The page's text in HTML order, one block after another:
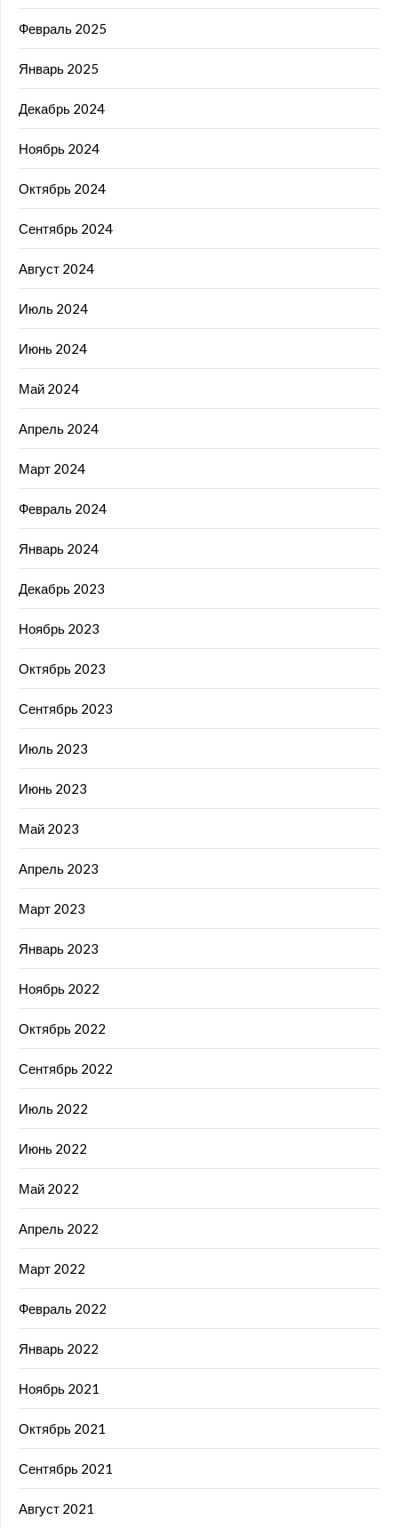
Февраль 2025
Январь 2025
Декабрь 2024
Ноябрь 2024
Октябрь 2024
Сентябрь 2024
Август 2024
Июль 2024
Июнь 2024
Май 2024
Апрель 2024
Март 2024
Февраль 2024
Январь 2024
Декабрь 2023
Ноябрь 2023
Октябрь 2023
Сентябрь 2023
Июль 2023
Июнь 2023
Май 2023
Апрель 2023
Март 2023
Январь 2023
Ноябрь 2022
Октябрь 2022
Сентябрь 2022
Июль 2022
Июнь 2022
Май 2022
Апрель 2022
Март 2022
Февраль 2022
Январь 2022
Ноябрь 2021
Октябрь 2021
Сентябрь 2021
Август 2021